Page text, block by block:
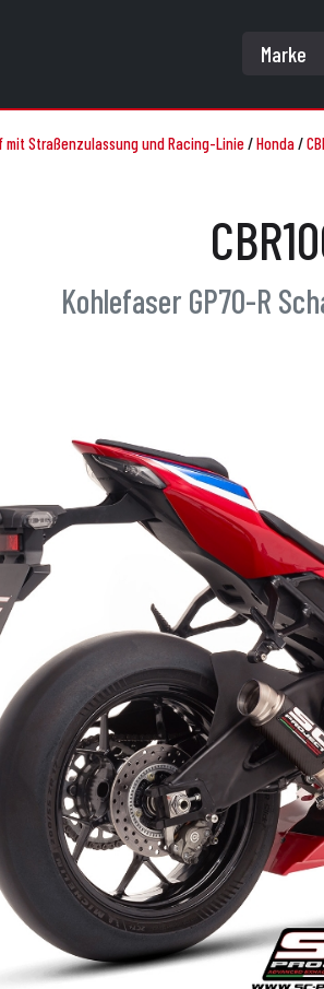
mit Straßenzulassung und Racing-Linie/Honda/
Kohlefaser GP70-R